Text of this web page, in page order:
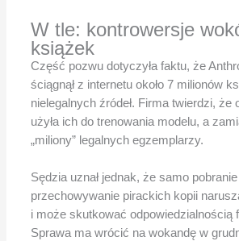
W tle: kontrowersje
książek
Część pozwu dotyczyła faktu, że
ściągnął z internetu około 7 milionów
nielegalnych źródeł. Firma twierdzi, że
użyła ich do trenowania modelu, a
„miliony” legalnych egzemplarzy.
Sędzia uznał jednak, że samo
przechowywanie pirackich kopii
i może skutkować odpowiedzialnością
Sprawa ma wrócić na wokandę w